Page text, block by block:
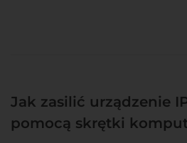
Jak zasilić urządzenie
pomocą skrętki